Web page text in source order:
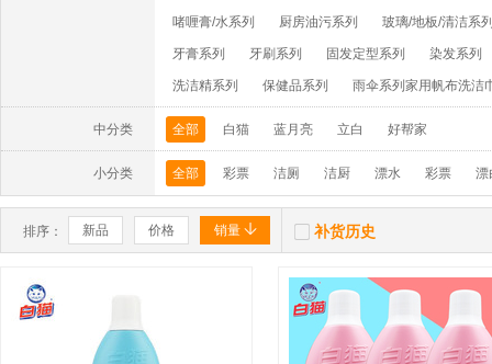
啫喱膏/水系列 厨房油污系列 玻璃/地板/清洁系
牙膏系列 牙刷系列 固发定型系列 染发系列
洗洁精系列 保健品系列 雨伞系列家用帆布洗洁
中分类 全部 白猫 蓝月亮 立白 好帮家
小分类 全部 彩票 洁厕 洁厨 漂水 彩票 漂
排序： 新品 价格 销量   补货历史